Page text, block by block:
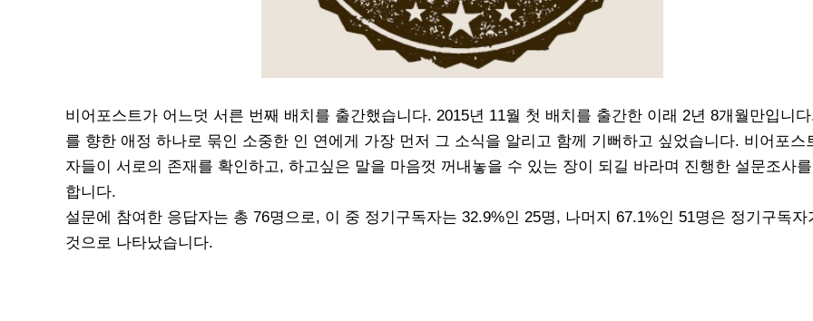
비어포스트가 어느덧 서른 번째 배치를 출간했습니다. 2015년 11월 첫 배치를 출간한 이래 2년 8개월만입니
를 향한 애정 하나로 묶인 소중한 인 연에게 가장 먼저 그 소식을 알리고 함께 기뻐하고 싶었습니다. 비어포스
자들이 서로의 존재를 확인하고, 하고싶은 말을 마음껏 꺼내놓을 수 있는 장이 되길 바라며 진행한 설문조사
합니다.
설문에 참여한 응답자는 총 76명으로, 이 중 정기구독자는 32.9%인 25명, 나머지 67.1%인 51명은 정기구독자
것으로 나타났습니다.